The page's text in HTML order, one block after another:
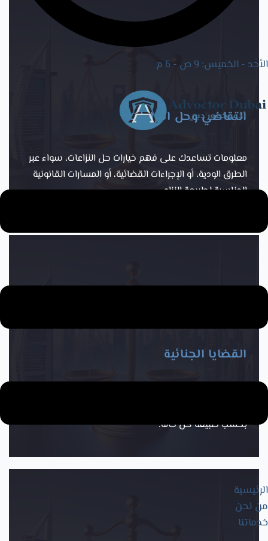
الأحد - الخميس: 9 ص - 6 م
الرئيسية
من نحن
خدماتنا
التقاضي وحل النزاعات
معلومات تساعدك على فهم خيارات حل النزاعات، سواء عبر
الطرق الودية، أو الإجراءات القضائية، أو المسارات القانونية
المناسبة لطبيعة النزاع.
القضايا الجنائية
بحسب طبيعة كل حالة.